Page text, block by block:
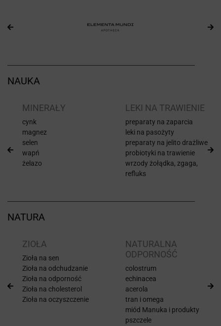
NAUKA
MINERAŁY
cynk
magnez
selen
wapń
żelazo
LEKI NA TRAWIENIE
preparaty na zaparcia
leki na pasożyty
preparaty na jelito drażliwe
probiotyki na trawienie
wrzody żołądka, zgaga,
refluks
NATURA
ZIOŁA
Zioła na sen
Zioła na odchudzanie
Zioła na odporność
Zioła na cholesterol
Zioła na oczyszczenie
NATURALNA
ODPORNOŚĆ
colostrum
echinacea
acerola
tran i omega
miód Manuka i produkty
pszczele